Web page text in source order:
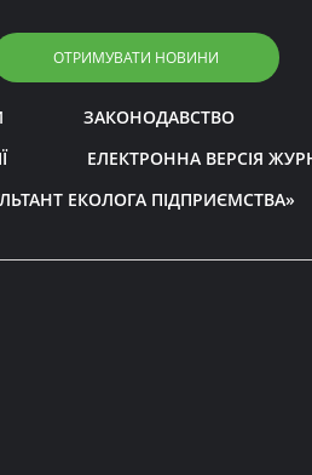
ОТРИМУВАТИ НОВИНИ
ЗАКОНОДАВСТВО
ЕЛЕКТРОННА ВЕРСІЯ
ЕКОЛОГА ПІДПРИЄМСТВА»